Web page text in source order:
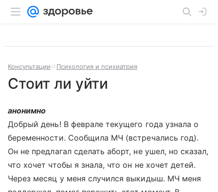
Консультации Психология и психиатрия
Стоит ли уйти
анонимно
Добрый день! В феврале текущего года узнала о
беременности. Сообщила МЧ (встречались год).
Он не предлагал сделать аборт, не ушел, но сказал,
что хочет чтобы я знала, что он не хочет детей.
Через месяц у меня случился выкидыш. МЧ меня